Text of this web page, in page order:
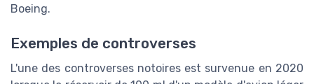
Boeing.
Exemples de controverses
L'une des controverses notoires est survenue en 2020